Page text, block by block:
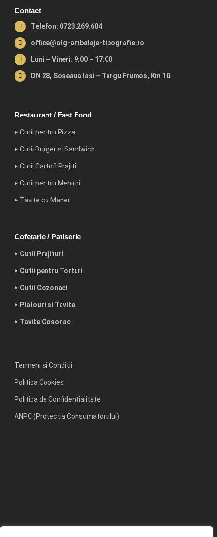
Contact
Telefon: 0723.269.604
office@atg-ambalaje-tipografie.ro
Luni – Vineri: 9:00 – 17:00
DN 28, Soseaua Iasi – Targu Frumos, Km 10.
Restaurant / Fast Food
‣ Cutii pentru Pizza
‣ Cutii Burger si Sandwich
‣ Cutii Cartofi Prajiti
‣ Cutii pentru Meniuri
‣ Tavite cu Maner
Cofetarie / Patiserie
‣ Cutii Prajituri
‣ Cutii pentru Torturi
‣ Cutii Cozonaci
‣ Platouri si Tavite
‣ Tavite Cosonac
Termeni si Conditii
Politica Cookies
Politica de Confidentialitate
ANPC (Protectia Consumatorului)